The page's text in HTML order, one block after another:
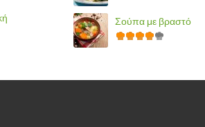
Σούπα με βραστό